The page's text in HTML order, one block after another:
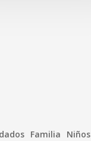
Familia Niños